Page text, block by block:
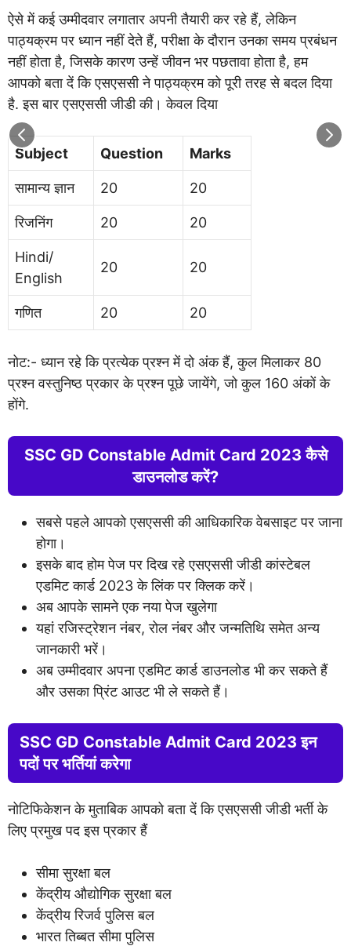
ऐसे में कई उम्मीदवार लगातार अपनी तैयारी कर रहे हैं, लेकिन
पाठ्यक्रम पर ध्यान नहीं देते हैं, परीक्षा के दौरान उनका समय प्रबंधन
नहीं होता है, जिसके कारण उन्हें जीवन भर पछतावा होता है, हम
आपको बता दें कि एसएससी ने पाठ्यक्रम को पूरी तरह से बदल दिया
है. इस बार एसएससी जीडी की। केवल दिया
Subject Question Marks
सामान्य ज्ञान 20 20
रिजनिंग 20 20
Hindi/
English
20 20
गणित 20 20
नोट:- ध्यान रहे कि प्रत्येक प्रश्न में दो अंक हैं, कुल मिलाकर 80
प्रश्न वस्तुनिष्ठ प्रकार के प्रश्न पूछे जायेंगे, जो कुल 160 अंकों के
होंगे.
SSC GD Constable Admit Card 2023 कैसे
डाउनलोड करें?
सबसे पहले आपको एसएससी की आधिकारिक वेबसाइट पर जाना
होगा।
इसके बाद होम पेज पर दिख रहे एसएससी जीडी कांस्टेबल
एडमिट कार्ड 2023 के लिंक पर क्लिक करें।
अब आपके सामने एक नया पेज खुलेगा
यहां रजिस्ट्रेशन नंबर, रोल नंबर और जन्मतिथि समेत अन्य
जानकारी भरें।
अब उम्मीदवार अपना एडमिट कार्ड डाउनलोड भी कर सकते हैं
और उसका प्रिंट आउट भी ले सकते हैं।
SSC GD Constable Admit Card 2023 इन
पदों पर भर्तियां करेगा
नोटिफिकेशन के मुताबिक आपको बता दें कि एसएससी जीडी भर्ती के
लिए प्रमुख पद इस प्रकार हैं
सीमा सुरक्षा बल
केंद्रीय औद्योगिक सुरक्षा बल
केंद्रीय रिजर्व पुलिस बल
भारत तिब्बत सीमा पुलिस